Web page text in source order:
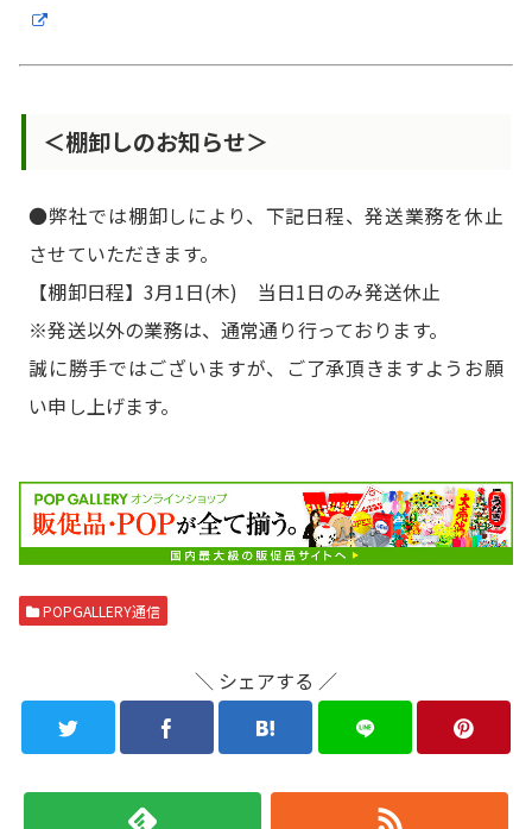
＜棚卸しのお知らせ＞
●弊社では棚卸しにより、下記日程、発送業務を休止
させていただきます。
【棚卸日程】3月1日(木) 当日1日のみ発送休止
※発送以外の業務は、通常通り行っております。
誠に勝手ではございますが、ご了承頂きますようお願
い申し上げます。
POPGALLERY通信
＼ シェアする ／